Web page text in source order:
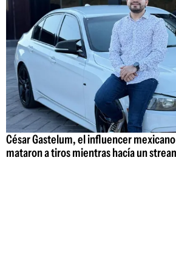
César Gastelum, el influencer
mataron a tiros mientras hacía un